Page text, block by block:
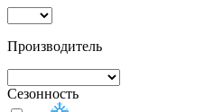
Производитель
Сезонность